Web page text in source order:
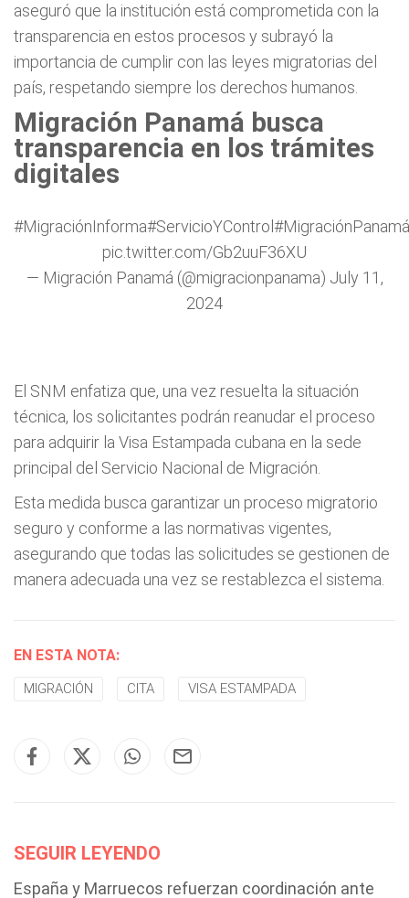
aseguró que la institución está comprometida con la
transparencia en estos procesos y subrayó la
importancia de cumplir con las leyes migratorias del
país, respetando siempre los derechos humanos.
Migración Panamá busca
transparencia en los trámites
digitales
#MigraciónInforma#ServicioYControl #MigraciónPanamá
pic.twitter.com/Gb2uuF36XU
— Migración Panamá (@migracionpanama) July 11,
2024
El SNM enfatiza que, una vez resuelta la situación
técnica, los solicitantes podrán reanudar el proceso
para adquirir la Visa Estampada cubana en la sede
principal del Servicio Nacional de Migración.
Esta medida busca garantizar un proceso migratorio
seguro y conforme a las normativas vigentes,
asegurando que todas las solicitudes se gestionen de
manera adecuada una vez se restablezca el sistema.
EN ESTA NOTA:
MIGRACIÓN CITA VISA ESTAMPADA
SEGUIR LEYENDO
España y Marruecos refuerzan coordinación ante